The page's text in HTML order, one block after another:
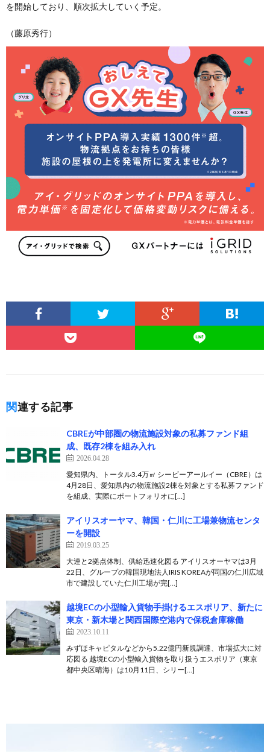
を開始しており、順次拡大していく予定。
（藤原秀行）
関連する記事
CBREが中部圏の物流施設対象の私募ファンド組
成、既存2棟を組み入れ
2026.04.28
愛知県内、トータル3.4万㎡ シービーアールイー（CBRE）は
4月28日、愛知県内の物流施設2棟を対象とする私募ファンド
を組成、実際にポートフォリオに[…]
アイリスオーヤマ、韓国・仁川に工場兼物流センタ
ーを開設
2019.03.25
大連と2拠点体制、供給迅速化図る アイリスオーヤマは3月
22日、グループの韓国現地法人IRIS KOREAが同国の仁川広域
市で建設していた仁川工場が完[…]
越境ECの小型輸入貨物手掛けるエスポリア、新たに
東京・新木場と関西国際空港内で保税倉庫稼働
2023.10.11
みずほキャピタルなどから5.22億円新規調達、市場拡大に対
応図る 越境ECの小型輸入貨物を取り扱うエスポリア（東京
都中央区晴海）は10月11日、シリー[…]